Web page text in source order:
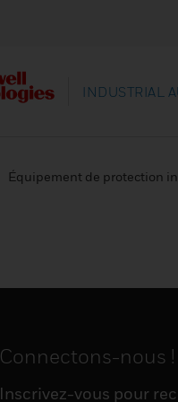
INDUSTRIAL
Équipement de protection
Connectons-nous !
Inscrivez-vous pour